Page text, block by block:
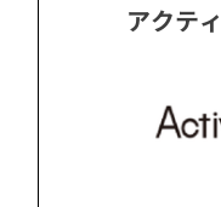
アクテ